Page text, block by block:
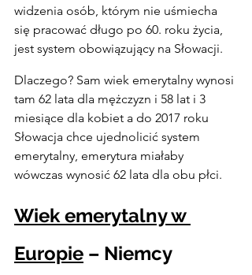
widzenia osób, którym nie uśmiecha
się pracować długo po 60. roku życia,
jest system obowiązujący na Słowacji.
Dlaczego? Sam wiek emerytalny wynosi
tam 62 lata dla mężczyzn i 58 lat i 3
miesiące dla kobiet a do 2017 roku
Słowacja chce ujednolicić system
emerytalny, emerytura miałaby
wówczas wynosić 62 lata dla obu płci.
Wiek emerytalny w
Europie – Niemcy